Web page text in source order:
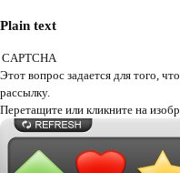
Plain text
CAPTCHA
Этот вопрос задается для того, чтобы выяснить, являетесь ли Вы
рассылку.
Перетащите или кликните на